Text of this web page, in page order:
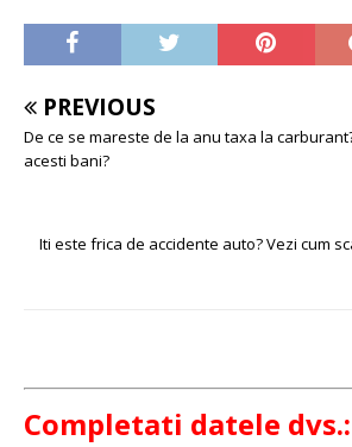
PREVIOUS
De ce se mareste de la anu taxa la
acesti bani?
Iti este frica de accidente auto? Vezi cum
Completati datele dvs.: